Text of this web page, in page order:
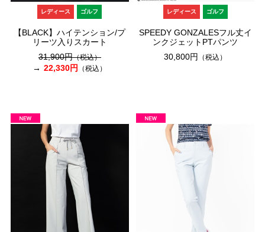
レディース ゴルフ
【BLACK】ハイテンション/プ
リーツ入りスカート
31,900円（税込）
22,330円 （税込）
レディース ゴルフ
SPEEDY GONZALESフル丈イ
ンクジェットPTパンツ
30,800円
（税込）